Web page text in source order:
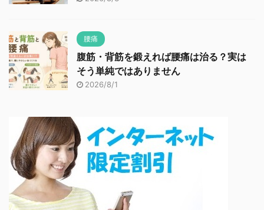
腰痛
腹筋・背筋を鍛えれば腰痛は治る？実は
そう単純ではありません
2026/8/1